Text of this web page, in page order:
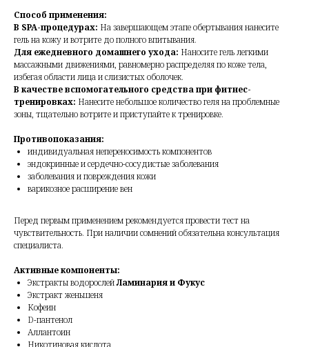
Способ применения:
В SPA-процедурах: На завершающем этапе обертывания нанесите
гель на кожу и вотрите до полного впитывания.
Для ежедневного домашнего ухода: Наносите гель легкими
массажными движениями, равномерно распределяя по коже тела,
избегая области лица и слизистых оболочек.
В качестве вспомогательного средства при фитнес-
тренировках: Нанесите небольшое количество геля на проблемные
зоны, тщательно вотрите и приступайте к тренировке.
Противопоказания:
индивидуальная непереносимость компонентов
эндокринные и сердечно-сосудистые заболевания
заболевания и повреждения кожи
варикозное расширение вен
Перед первым применением рекомендуется провести тест на
чувствительность. При наличии сомнений обязательна консультация
специалиста.
Активные компоненты:
Экстракты водорослейЛаминария и Фукус
Экстракт женьшеня
Кофеин
D-пантенол
Аллантоин
Никотиновая кислота